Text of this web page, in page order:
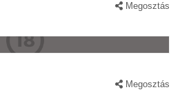
Megosztás
Megosztás